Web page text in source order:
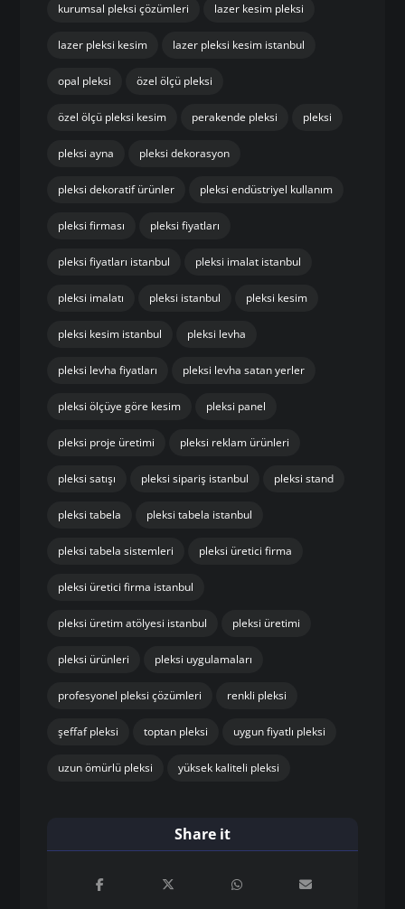
kurumsal pleksi çözümleri lazer kesim pleksi
lazer pleksi kesim lazer pleksi kesim istanbul
opal pleksi özel ölçü pleksi
özel ölçü pleksi kesim perakende pleksi pleksi
pleksi ayna pleksi dekorasyon
pleksi dekoratif ürünler pleksi endüstriyel kullanım
pleksi firması pleksi fiyatları
pleksi fiyatları istanbul pleksi imalat istanbul
pleksi imalatı pleksi istanbul pleksi kesim
pleksi kesim istanbul pleksi levha
pleksi levha fiyatları pleksi levha satan yerler
pleksi ölçüye göre kesim pleksi panel
pleksi proje üretimi pleksi reklam ürünleri
pleksi satışı pleksi sipariş istanbul pleksi stand
pleksi tabela pleksi tabela istanbul
pleksi tabela sistemleri pleksi üretici firma
pleksi üretici firma istanbul
pleksi üretim atölyesi istanbul pleksi üretimi
pleksi ürünleri pleksi uygulamaları
profesyonel pleksi çözümleri renkli pleksi
şeffaf pleksi toptan pleksi uygun fiyatlı pleksi
uzun ömürlü pleksi yüksek kaliteli pleksi